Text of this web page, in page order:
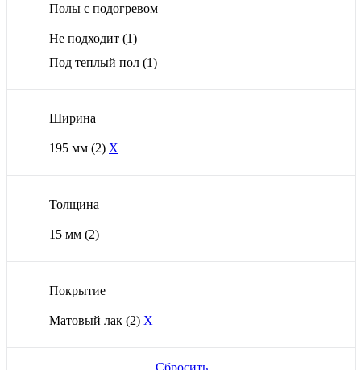
Полы с подогревом
Не подходит (1)
Под теплый пол (1)
Ширина
195 мм (2) X
Толщина
15 мм (2)
Покрытие
Матовый лак (2) X
Сбросить